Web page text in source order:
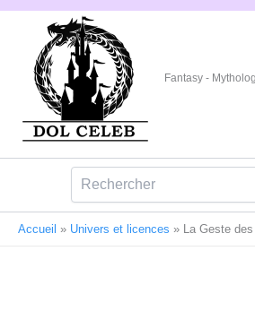
Aller
Fantasy -
Accueil » Univers et licences » La Geste